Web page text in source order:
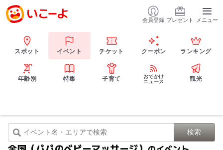
会員登録 プレゼント メニュー
スポット イベント チケット クーポン ランキング
年齢別 特集 子育て
おでかけ
ニュース
観光